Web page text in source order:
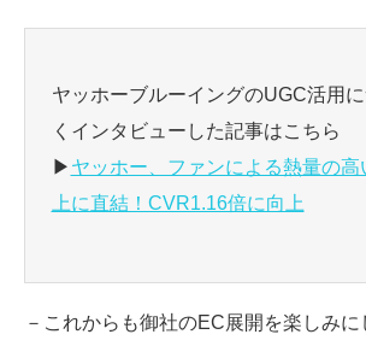
ヤッホーブルーイングのUGC活用
くインタビューした記事はこちら
▶ ヤッホー、ファンによる熱量の
上に直結！CVR1.16倍に向上
－これからも御社のEC展開を楽しみに